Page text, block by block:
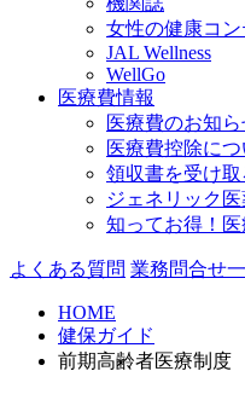
女性の健康コン
JAL Wellness
WellGo
医療費情報
医療費のお知
医療費控除につ
領収書を受け取
ジェネリック
知ってお得！医
よくある質問 業務問合せ
HOME
健保ガイド
前期高齢者医療制度